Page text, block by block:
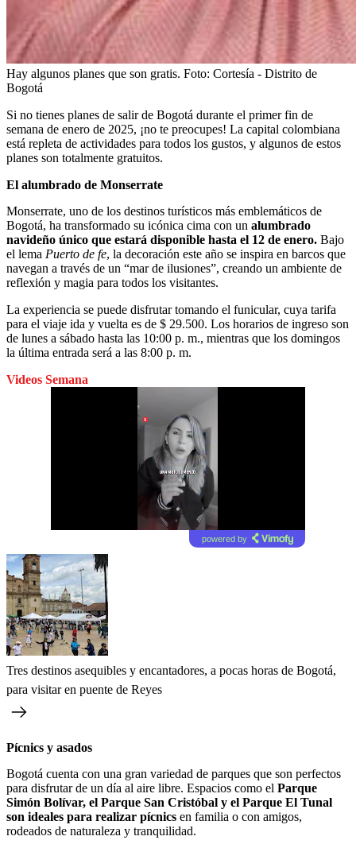
Hay algunos planes que son gratis. Foto: Cortesía - Distrito de
Bogotá
Si no tienes planes de salir de Bogotá durante el primer fin de
semana de enero de 2025, ¡no te preocupes! La capital colombiana
está repleta de actividades para todos los gustos, y algunos de estos
planes son totalmente gratuitos.
El alumbrado de Monserrate
Monserrate, uno de los destinos turísticos más emblemáticos de
Bogotá, ha transformado su icónica cima con un alumbrado
navideño único que estará disponible hasta el 12 de enero. Bajo
el lema Puerto de fe, la decoración este año se inspira en barcos que
navegan a través de un “mar de ilusiones”, creando un ambiente de
reflexión y magia para todos los visitantes.
La experiencia se puede disfrutar tomando el funicular, cuya tarifa
para el viaje ida y vuelta es de $ 29.500. Los horarios de ingreso son
de lunes a sábado hasta las 10:00 p. m., mientras que los domingos
la última entrada será a las 8:00 p. m.
Videos Semana
powered by
Tres destinos asequibles y encantadores, a pocas horas de Bogotá,
para visitar en puente de Reyes
Pícnics y asados
Bogotá cuenta con una gran variedad de parques que son perfectos
para disfrutar de un día al aire libre. Espacios como el Parque
Simón Bolívar, el Parque San Cristóbal y el Parque El Tunal
son ideales para realizar pícnics en familia o con amigos,
rodeados de naturaleza y tranquilidad.